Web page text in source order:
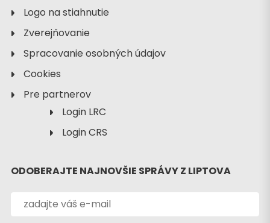
Logo na stiahnutie
Zverejňovanie
Spracovanie osobných údajov
Cookies
Pre partnerov
Login LRC
Login CRS
ODOBERAJTE NAJNOVŠIE SPRÁVY Z LIPTOVA